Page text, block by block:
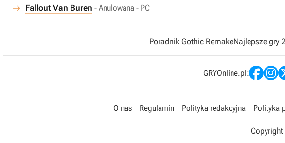
Fallout Van Buren - Anulowana - PC
Poradnik Gothic RemakeNajlepsze gry
GRYOnline.pl:
O nas Regulamin Polityka redakcyjna Polityka